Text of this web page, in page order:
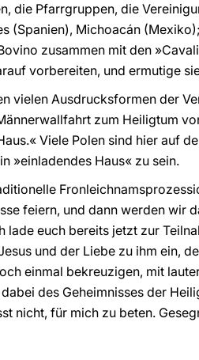
die Pfarrgruppen, die
(Spanien), Michoacán
zusammen mit den
vorbereiten, und ermutige
vielen Ausdrucksformen der
zum Heiligtum
Viele Polen sind hier auf
»einladendes Haus« zu sein.
feiern, und dann werden wir
euch bereits jetzt zur
und der Liebe zu ihm ein,
einmal bekreuzigen, mit
des Geheimnisses der
nicht, für mich zu beten.